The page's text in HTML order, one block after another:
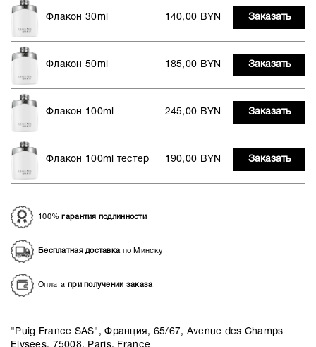
Флакон 30ml 140,00 BYN Заказать
Флакон 50ml 185,00 BYN Заказать
Флакон 100ml 245,00 BYN Заказать
Флакон 100ml тестер 190,00 BYN Заказать
100%гарантия подлинности
Бесплатная доставкапо Минску
Оплата при получении заказа
"Puig France SAS", Франция, 65/67, Avenue des Champs
Elysees, 75008, Paris, France